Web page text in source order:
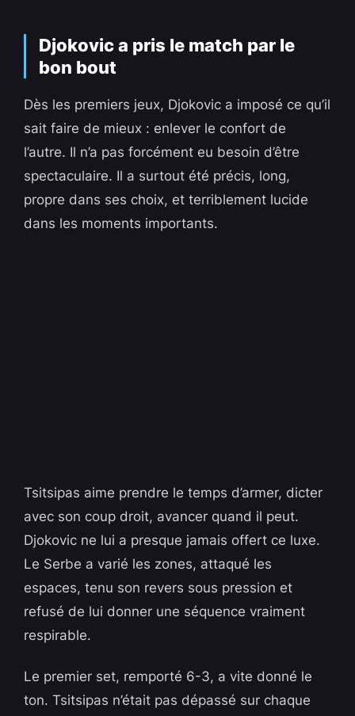
Djokovic a pris le match par le
bon bout
Dès les premiers jeux, Djokovic a imposé ce qu’il
sait faire de mieux : enlever le confort de
l’autre. Il n’a pas forcément eu besoin d’être
spectaculaire. Il a surtout été précis, long,
propre dans ses choix, et terriblement lucide
dans les moments importants.
Tsitsipas aime prendre le temps d’armer, dicter
avec son coup droit, avancer quand il peut.
Djokovic ne lui a presque jamais offert ce luxe.
Le Serbe a varié les zones, attaqué les
espaces, tenu son revers sous pression et
refusé de lui donner une séquence vraiment
respirable.
Le premier set, remporté 6-3, a vite donné le
ton. Tsitsipas n’était pas dépassé sur chaque